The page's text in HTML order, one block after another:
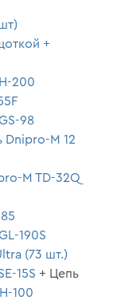
+
200
98
Dnipro-M 12
M TD-32Q
190S
(73 шт.)
15S + Цепь
100